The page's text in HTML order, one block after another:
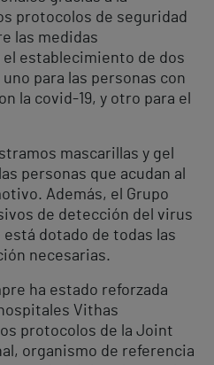
protocolos de seguridad
las medidas
establecimiento de dos
para las personas con
la covid-19, y otro para el
mascarillas y gel
personas que acudan al
Además, el Grupo
de detección del virus
dotado de todas las
necesarias.
ha estado reforzada
Vithas
protocolos de la Joint
organismo de referencia